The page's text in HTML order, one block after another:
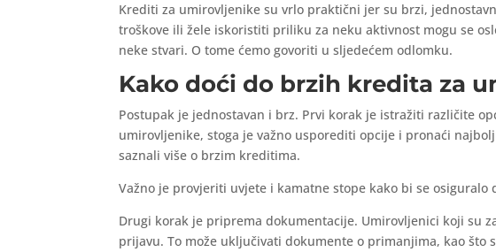
Krediti za umirovljenike su vrlo praktični jer su brzi,
troškove ili žele iskoristiti priliku za neku aktivnost mogu se
neke stvari. O tome ćemo govoriti u sljedećem odlomku.
Kako doći do brzih kredita za
Postupak je jednostavan i brz. Prvi korak je istražiti različite
umirovljenike, stoga je važno usporediti opcije i pronaći
saznali više o brzim kreditima.
Važno je provjeriti uvjete i kamatne stope kako bi se osiguralo
Drugi korak je priprema dokumentacije. Umirovljenici koji
prijavu. To može uključivati ​​dokumente o primanjima, kao